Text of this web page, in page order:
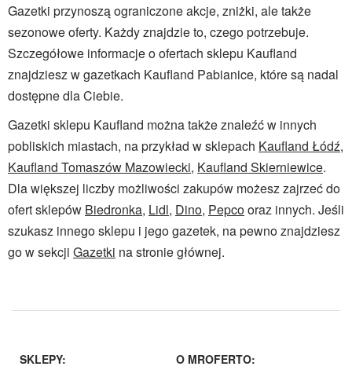
Gazetki przynoszą ograniczone akcje, zniżki, ale także
sezonowe oferty. Każdy znajdzie to, czego potrzebuje.
Szczegółowe informacje o ofertach sklepu Kaufland
znajdziesz w gazetkach Kaufland Pabianice, które są nadal
dostępne dla Ciebie.
Gazetki sklepu Kaufland można także znaleźć w innych
pobliskich miastach, na przykład w sklepach Kaufland Łódź,
Kaufland Tomaszów Mazowiecki, Kaufland Skierniewice.
Dla większej liczby możliwości zakupów możesz zajrzeć do
ofert sklepów Biedronka, Lidl, Dino, Pepcooraz innych. Jeśli
szukasz innego sklepu i jego gazetek, na pewno znajdziesz
go w sekcji Gazetki na stronie głównej.
SKLEPY:
O MROFERTO: